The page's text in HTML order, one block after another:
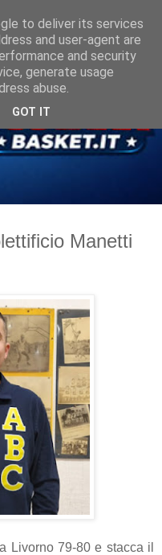
Manetti
Livorno 79-80 e stacca il
to deliver its services
and user-agent are
and security
generate usage
abuse.
GOT IT